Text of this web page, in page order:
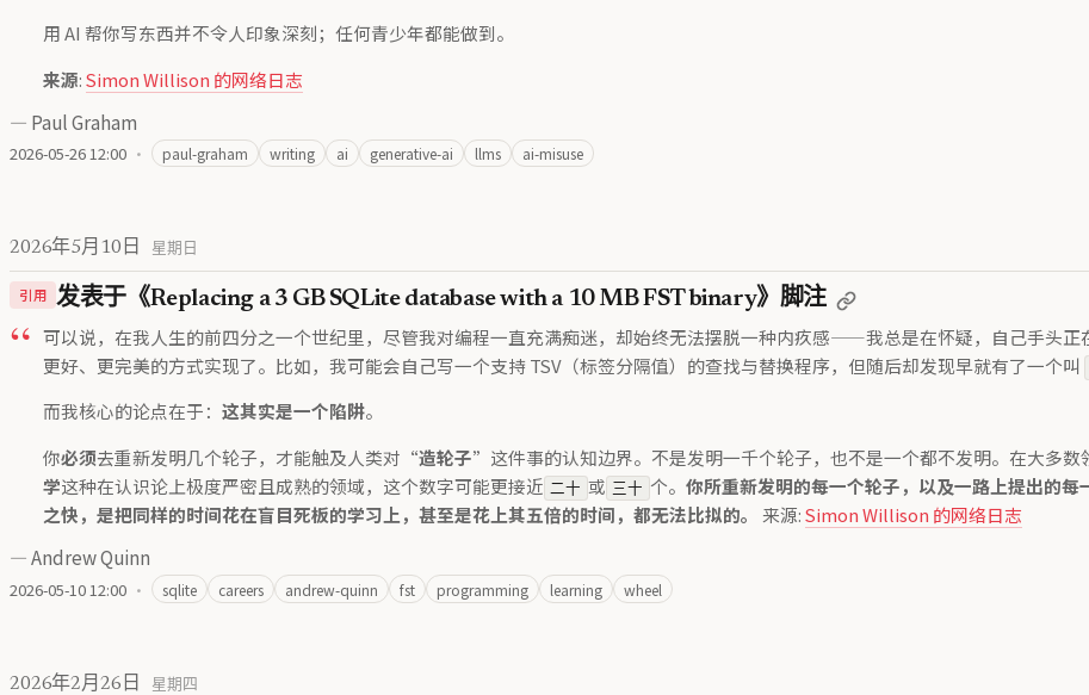
用 AI 帮你写东西并不令人印象深刻；任何青少年都能做到。
来源:Simon Willison 的网络日志
— Paul Graham
2026-05-26 12:00 · paul-graham writing ai generative-ai llms ai-misuse
2026年5月10日 星期日
引用 发表于《Replacing a 3 GB SQLite database with a 10 MB FST binary》脚注
可以说，在我人生的前四分之一个世纪里，尽管我对编程一直充满痴迷，却始终无法摆脱一种内疚感——我总是在怀疑，自己手头正
更好、更完美的方式实现了。比如，我可能会自己写一个支持 TSV（标签分隔值）的查找与替换程序，但随后却发现早就有了一个叫
而我核心的论点在于： 这其实是一个陷阱。
你必须去重新发明几个轮子，才能触及人类对“造轮子”这件事的认知边界。不是发明一千个轮子，也不是一个都不发明。在大多
学这种在认识论上极度严密且成熟的领域，这个数字可能更接近 二十 或 三十 个。 你所重新发明的每一个轮子，以及一路上提出的
之快，是把同样的时间花在盲目死板的学习上，甚至是花上其五倍的时间，都无法比拟的。
来源:Simon Willison 的网络日志
—Andrew Quinn
2026-05-10 12:00 · sqlite careers andrew-quinn fst programming learning wheel
2026年2月26日 星期四